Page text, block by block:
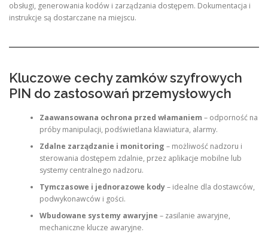
obsługi, generowania kodów i zarządzania dostępem. Dokumentacja i
instrukcje są dostarczane na miejscu.
Kluczowe cechy zamków szyfrowych
PIN do zastosowań przemysłowych
Zaawansowana ochrona przed włamaniem – odporność na
próby manipulacji, podświetlana klawiatura, alarmy.
Zdalne zarządzanie i monitoring – możliwość nadzoru i
sterowania dostępem zdalnie, przez aplikacje mobilne lub
systemy centralnego nadzoru.
Tymczasowe i jednorazowe kody– idealne dla dostawców,
podwykonawców i gości.
Wbudowane systemy awaryjne – zasilanie awaryjne,
mechaniczne klucze awaryjne.